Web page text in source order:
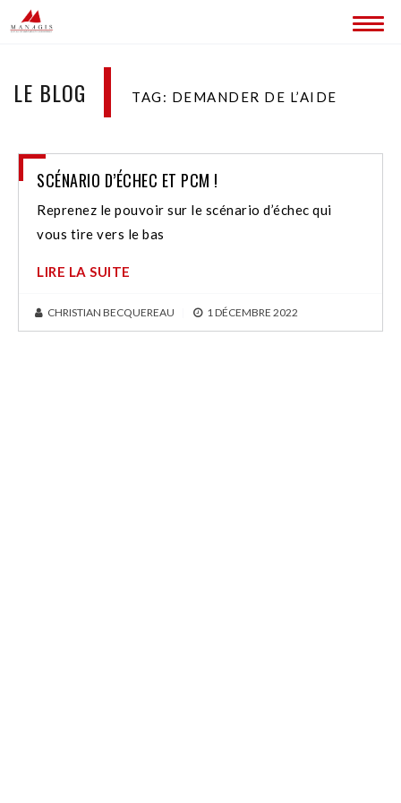
LES SITES MANAGIS
CONTACT
LE BLOG TAG: DEMANDER DE L’AIDE
SCÉNARIO D’ÉCHEC ET PCM !
Reprenez le pouvoir sur le scénario d’échec qui
vous tire vers le bas
LIRE LA SUITE
CHRISTIAN BECQUEREAU 1 DÉCEMBRE 2022